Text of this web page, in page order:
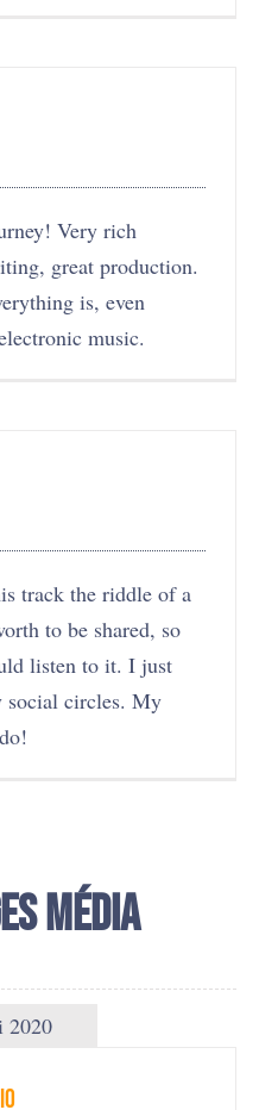
Very rich
great production.
is, even
music.
track the riddle of a
to be shared, so
listen to it. I just
social circles. My
média
2020